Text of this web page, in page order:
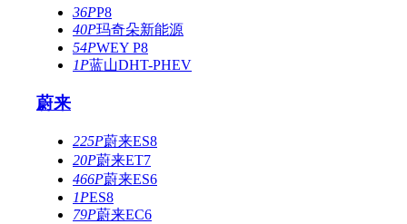
36PP8
40P玛奇朵新能源
54PWEY P8
1P蓝山DHT-PHEV
蔚来
225P蔚来ES8
20P蔚来ET7
466P蔚来ES6
1PES8
79P蔚来EC6